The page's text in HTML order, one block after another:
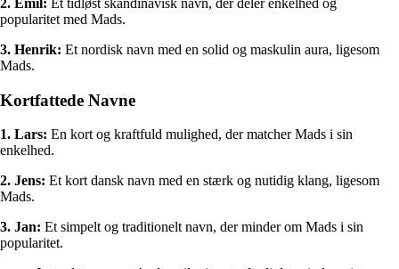
2. Emil: Et tidløst skandinavisk navn, der deler enkelhed og
popularitet med Mads.
3. Henrik: Et nordisk navn med en solid og maskulin aura, ligesom
Mads.
Kortfattede Navne
1. Lars: En kort og kraftfuld mulighed, der matcher Mads i sin
enkelhed.
2. Jens: Et kort dansk navn med en stærk og nutidig klang, ligesom
Mads.
3. Jan: Et simpelt og traditionelt navn, der minder om Mads i sin
popularitet.